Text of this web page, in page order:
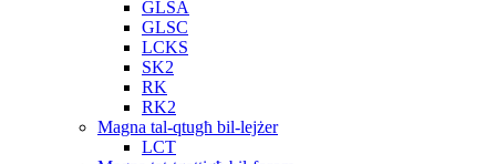
GLSA
GLSC
LCKS
SK2
RK
RK2
Magna tal-qtugħ bil-lejżer
LCT